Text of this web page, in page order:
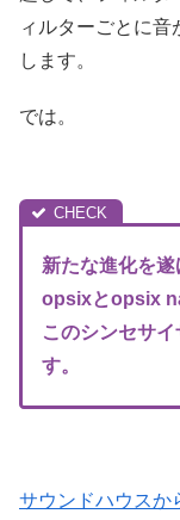
ィルターごとに
します。
では。
新たな進化を
opsixとopsix
このシンセサ
す。
サウンドハウスか